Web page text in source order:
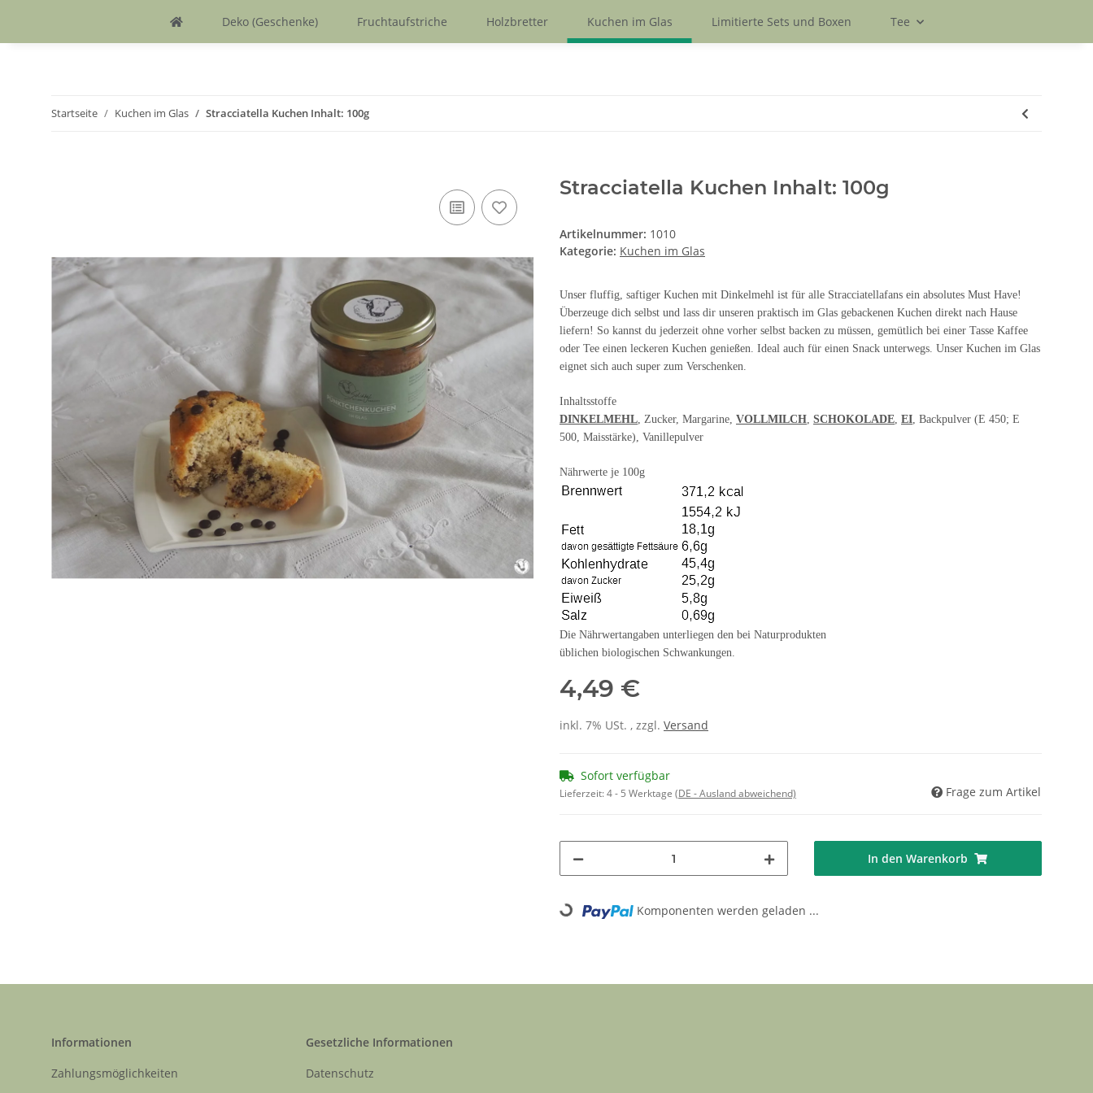
Deko (Geschenke) Fruchtaufstriche Holzbretter Kuchen im Glas Limitierte Sets und Boxen Tee
Startseite Kuchen im Glas Stracciatella Kuchen Inhalt: 100g
Stracciatella Kuchen Inhalt: 100g
Artikelnummer: 1010
Kategorie: Kuchen im Glas
Unser fluffig, saftiger Kuchen mit Dinkelmehl ist für alle Stracciatellafans ein absolutes Must Have!
Überzeuge dich selbst und lass dir unseren praktisch im Glas gebackenen Kuchen direkt nach Hause
liefern! So kannst du jederzeit ohne vorher selbst backen zu müssen, gemütlich bei einer Tasse Kaffee
oder Tee einen leckeren Kuchen genießen. Ideal auch für einen Snack unterwegs. Unser Kuchen im Glas
eignet sich auch super zum Verschenken.
Inhaltsstoffe
DINKELMEHL, Zucker, Margarine, VOLLMILCH, SCHOKOLADE, EI, Backpulver (E 450; E
500, Maisstärke), Vanillepulver
Nährwerte je 100g
Die Nährwertangaben unterliegen den bei Naturprodukten
üblichen biologischen Schwankungen.
4,49 €
inkl. 7% USt. , zzgl. Versand
Sofort verfügbar
Lieferzeit:4 - 5 Werktage (DE - Ausland abweichend) Frage zum Artikel
In den Warenkorb
Loading... Komponenten werden geladen ...
Informationen
Zahlungsmöglichkeiten
Gesetzliche Informationen
Datenschutz